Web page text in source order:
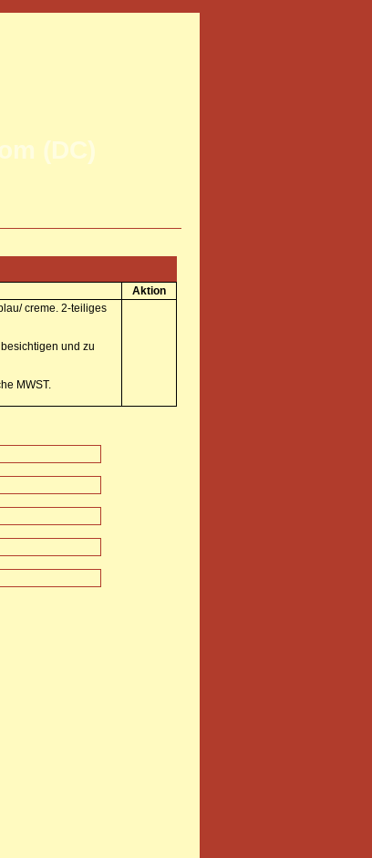
(DC)
Aktion
creme. 2-teiliges
und zu
MWST.